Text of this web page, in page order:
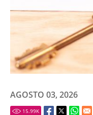
AGOSTO 03, 2026
15.99K